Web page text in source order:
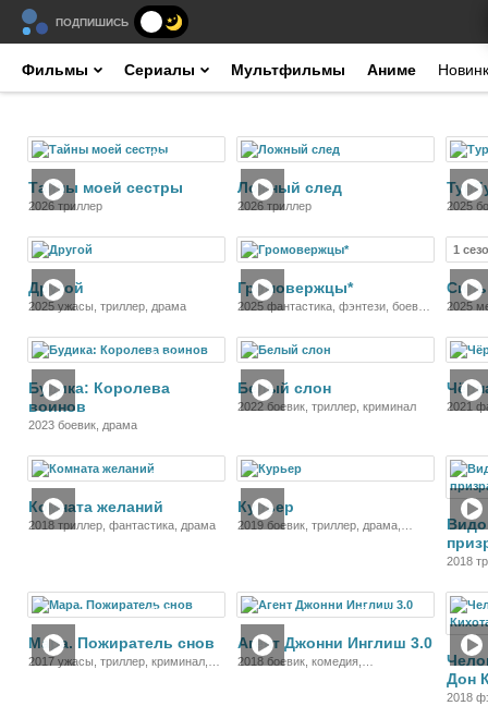
ПОДПИШИСЬ
Фильмы Сериалы Мультфильмы Аниме
Фильм
Тайны моей сестры
2026 триллер
Ложный след
2026 триллер
2025
Другой
2025 ужасы, триллер, драма
Громовержцы*
2025 фантастика, фэнтези, боевик,
1
2025
Фильм
Будика: Королева
воинов
2023 боевик, драма
Белый слон
2022 боевик, триллер, криминал
2021
Фильм
Комната желаний
2018 триллер, фантастика, драма
Курьер
2019 боевик, триллер, драма,
2018
Фильм
Мара. Пожиратель снов
2017 ужасы, триллер, криминал,
Фильм
Агент Джонни Инглиш 3.0
2018 боевик, комедия,
Дон
2018